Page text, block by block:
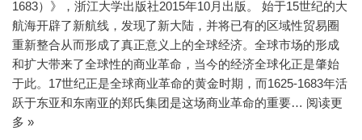
1683）》，浙江大学出版社2015年10月出版。 始于15世纪的大
航海开辟了新航线，发现了新大陆，并将已有的区域性贸易圈
重新整合从而形成了真正意义上的全球经济。全球市场的形成
和扩大带来了全球性的商业革命，当今的经济全球化正是肇始
于此。17世纪正是全球商业革命的黄金时期，而1625-1683年活
跃于东亚和东南亚的郑氏集团是这场商业革命的重要… 阅读更
多 »